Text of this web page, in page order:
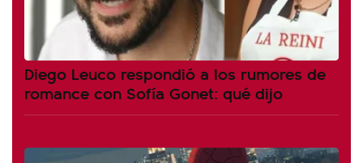
Diego Leuco respondió a los rumores de
romance con Sofía Gonet: qué dijo